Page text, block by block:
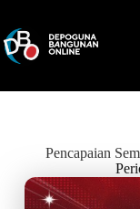
Pencapaian